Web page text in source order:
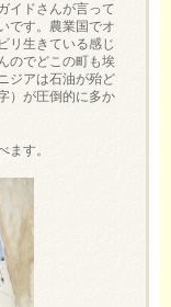
イドさんが言って
です。農業国でオ
リ生きている感じ
のでどこの町も埃
ジアは石油が殆ど
）が圧倒的に多か
ます。